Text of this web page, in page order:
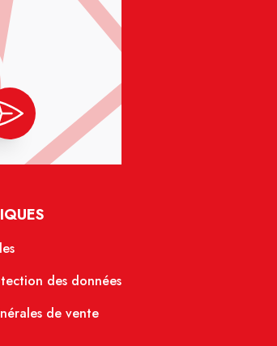
des données
de vente